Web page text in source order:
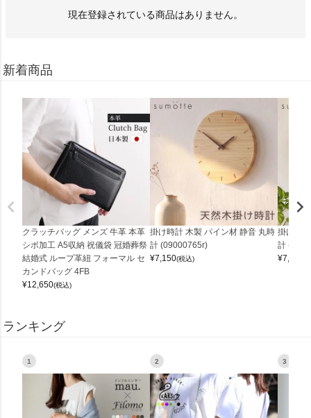
現在登録されている商品はありません。
新着商品
クラッチバッグ メンズ 牛革 本革
シボ加工 A5収納 祝儀袋 冠婚葬祭
結婚式 ループ革紐 フォーマル セ
カンドバッグ 4FB
¥12,650(税込)
掛け時計 木製 パイン材 静音 丸時
計 (09000765r)
¥7,150(税込)
掛け時
計
¥7,150
ランキング
1 2 3